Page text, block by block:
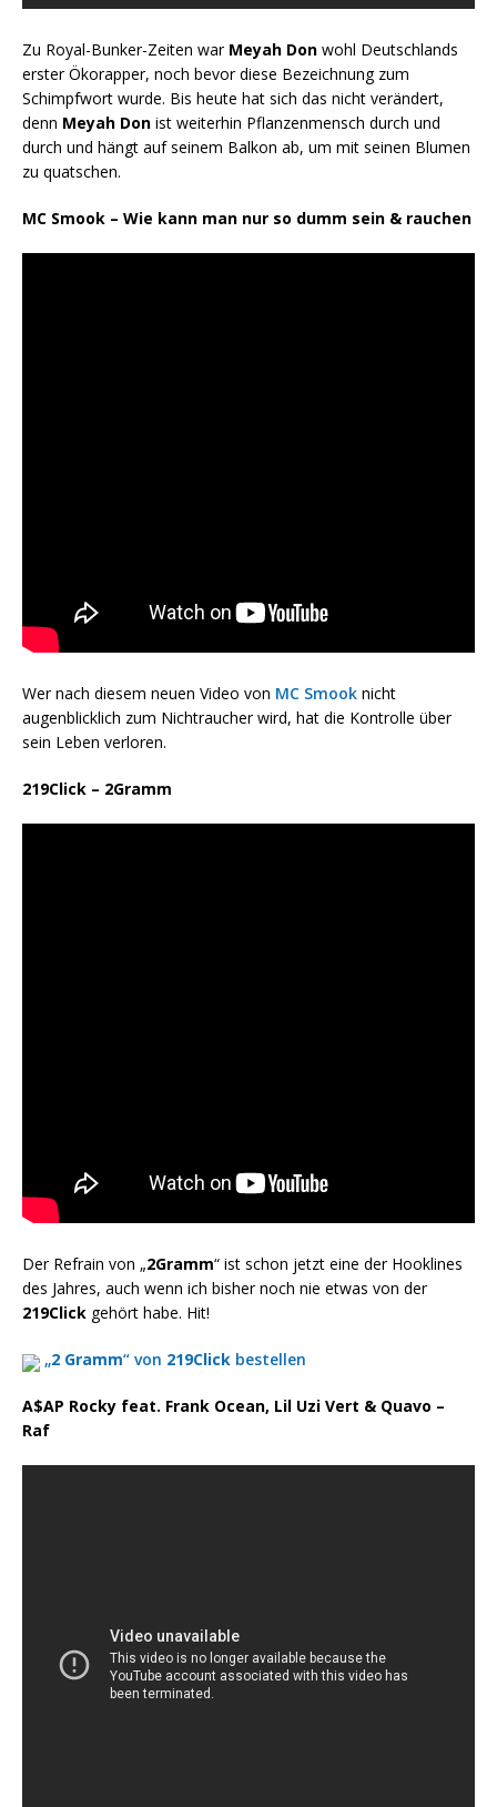
Zu Royal-Bunker-Zeiten war Meyah Don wohl Deutschlands
erster Ökorapper, noch bevor diese Bezeichnung zum
Schimpfwort wurde. Bis heute hat sich das nicht verändert,
denn Meyah Don ist weiterhin Pflanzenmensch durch und
durch und hängt auf seinem Balkon ab, um mit seinen Blumen
zu quatschen.
MC Smook – Wie kann man nur so dumm sein & rauchen
Wer nach diesem neuen Video von MC Smook nicht
augenblicklich zum Nichtraucher wird, hat die Kontrolle über
sein Leben verloren.
219Click – 2Gramm
Der Refrain von „2Gramm“ ist schon jetzt eine der Hooklines
des Jahres, auch wenn ich bisher noch nie etwas von der
219Click gehört habe. Hit!
„2 Gramm“ von 219Click bestellen
A$AP Rocky feat. Frank Ocean, Lil Uzi Vert & Quavo –
Raf